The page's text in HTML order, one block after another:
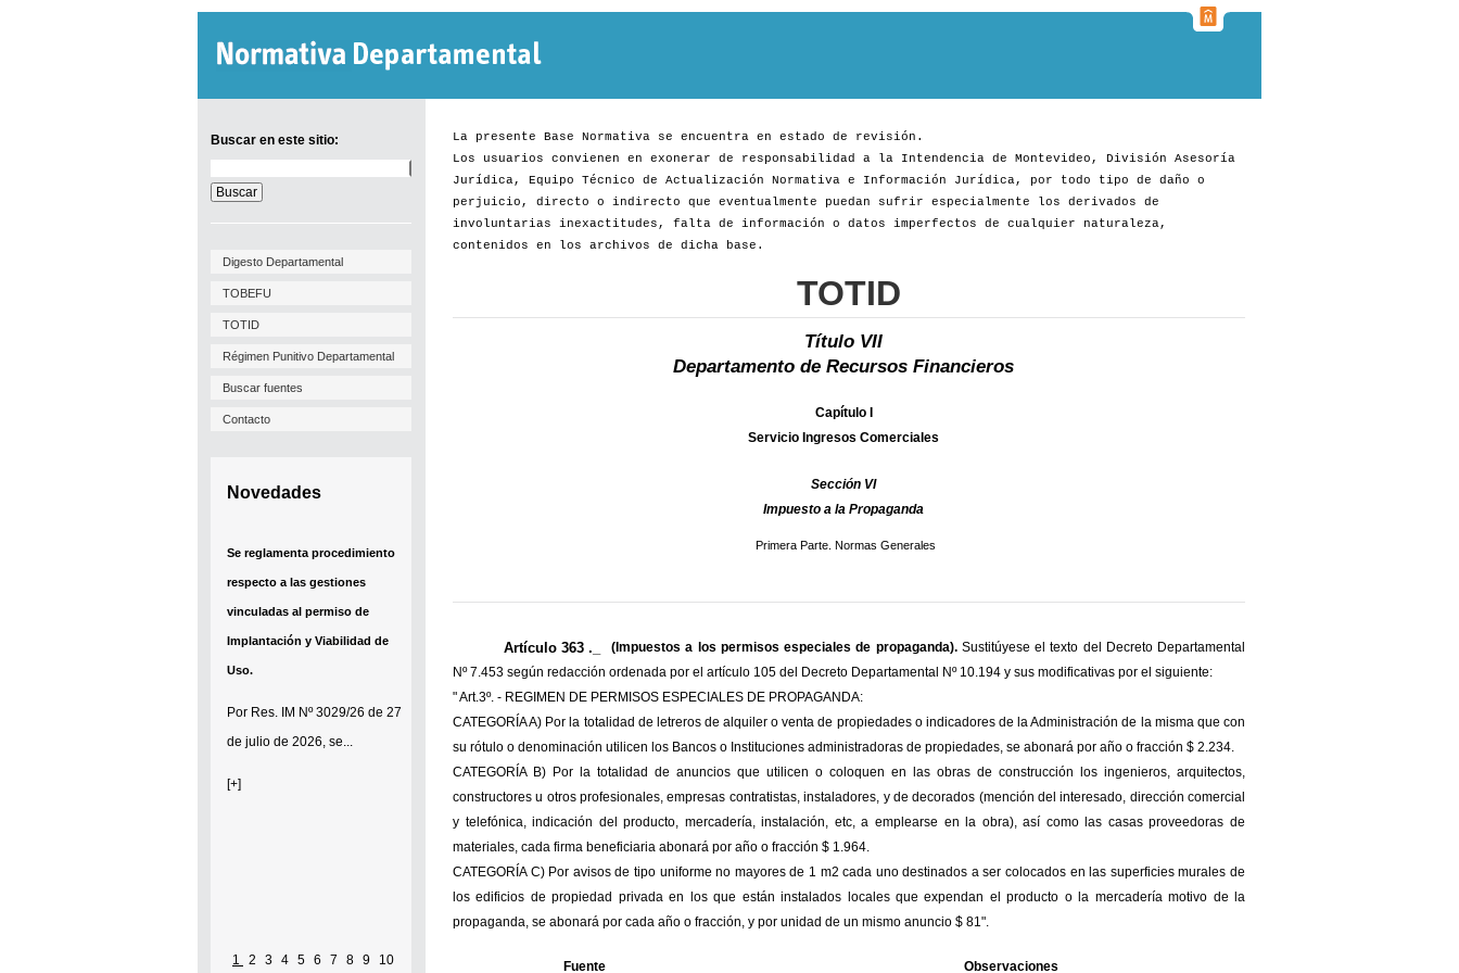
Buscar en este sitio:
en
este
sitio:
Digesto Departamental
TOBEFU
TOTID
Régimen Punitivo Departamental
Buscar fuentes
Contacto
Novedades
Se reglamenta procedimiento
respecto a las gestiones
vinculadas al permiso de
Implantación y Viabilidad de
Uso.
Por Res. IM Nº 3029/26 de 27
de julio de 2026, se...
[+]
1 2 3 4 5 6 7 8 9 10
La presente Base Normativa se encuentra en estado de revisión.
Los usuarios convienen en exonerar de responsabilidad a la Intendencia de Montevideo, División Asesoría
Jurídica, Equipo Técnico de Actualización Normativa e Información Jurídica, por todo tipo de daño o
perjuicio, directo o indirecto que eventualmente puedan sufrir especialmente los derivados de
involuntarias inexactitudes, falta de información o datos imperfectos de cualquier naturaleza,
contenidos en los archivos de dicha base.
TOTID
Título VII
Departamento de Recursos Financieros
Capítulo I
Servicio Ingresos Comerciales
Sección VI
Impuesto a la Propaganda
Primera Parte. Normas Generales
Artículo 363 ._ (Impuestos a los permisos especiales de propaganda).Sustitúyese el texto del Decreto Departamental
Nº 7.453 según redacción ordenada por el artículo 105 del Decreto Departamental Nº 10.194 y sus modificativas por el siguiente:
" Art.3º. - REGIMEN DE PERMISOS ESPECIALES DE PROPAGANDA:
CATEGORÍA A) Por la totalidad de letreros de alquiler o venta de propiedades o indicadores de la Administración de la misma que con
su rótulo o denominación utilicen los Bancos o Instituciones administradoras de propiedades, se abonará por año o fracción $ 2.234.
CATEGORÍA B) Por la totalidad de anuncios que utilicen o coloquen en las obras de construcción los ingenieros, arquitectos,
constructores u otros profesionales, empresas contratistas, instaladores, y de decorados (mención del interesado, dirección comercial
y telefónica, indicación del producto, mercadería, instalación, etc, a emplearse en la obra), así como las casas proveedoras de
materiales, cada firma beneficiaria abonará por año o fracción $ 1.964.
CATEGORÍA C) Por avisos de tipo uniforme no mayores de 1 m2 cada uno destinados a ser colocados en las superficies murales de
los edificios de propiedad privada en los que están instalados locales que expendan el producto o la mercadería motivo de la
propaganda, se abonará por cada año o fracción, y por unidad de un mismo anuncio $ 81".
Fuente Observaciones